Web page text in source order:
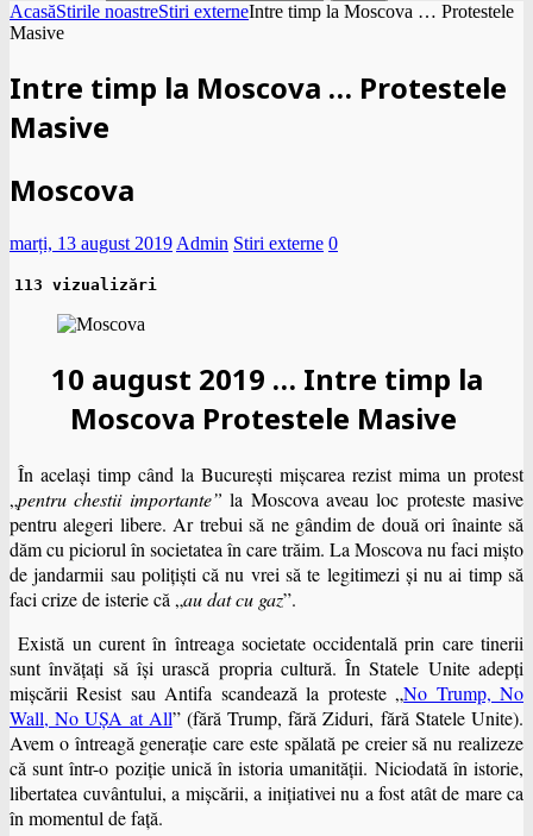
AcasăStirile noastreStiri externeIntre timp la Moscova … Protestele
Masive
Intre timp la Moscova … Protestele
Masive
Moscova
marți, 13 august 2019 Admin Stiri externe 0
113 vizualizări
10 august 2019 … Intre timp la
Moscova Protestele Masive
În acelaşi timp când la Bucureşti mişcarea rezist mima un protest
„pentru chestii importante” la Moscova aveau loc proteste masive
pentru alegeri libere. Ar trebui să ne gândim de două ori înainte să
dăm cu piciorul în societatea în care trăim. La Moscova nu faci mişto
de jandarmii sau poliţişti că nu vrei să te legitimezi şi nu ai timp să
faci crize de isterie că „au dat cu gaz”.
Există un curent în întreaga societate occidentală prin care tinerii
sunt învăţaţi să îşi urască propria cultură. În Statele Unite adepţi
mişcării Resist sau Antifa scandează la proteste „No Trump, No
Wall, No UŞA at All” (fără Trump, fără Ziduri, fără Statele Unite).
Avem o întreagă generaţie care este spălată pe creier să nu realizeze
că sunt într-o poziţie unică în istoria umanităţii. Niciodată în istorie,
libertatea cuvântului, a mişcării, a iniţiativei nu a fost atât de mare ca
în momentul de faţă.